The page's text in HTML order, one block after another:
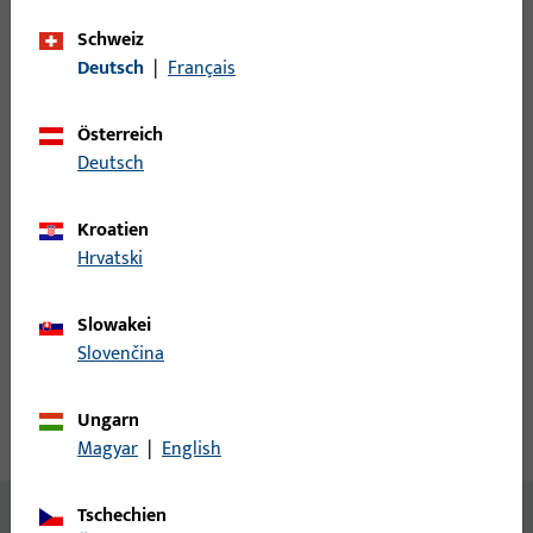
Anmeldung
Bitte melden Sie sich mit Ihren Kundendaten an um eine
Preisinformation zu erhalten oder Artikel zu bestellen
Produktbeschreibung
Technische Daten
Inhalt
Schweiz
Deutsch | Français
Österreich
Deutsch
Kroatien
Hrvatski
Slowakei
Slovenčina
Ungarn
Magyar | English
Tschechien